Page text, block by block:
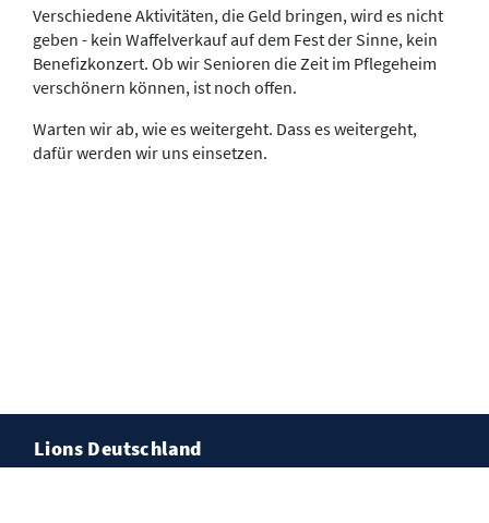
Verschiedene Aktivitäten, die Geld bringen, wird es nicht
geben - kein Waffelverkauf auf dem Fest der Sinne, kein
Benefizkonzert. Ob wir Senioren die Zeit im Pflegeheim
verschönern können, ist noch offen.
Warten wir ab, wie es weitergeht. Dass es weitergeht,
dafür werden wir uns einsetzen.
Lions Deutschland